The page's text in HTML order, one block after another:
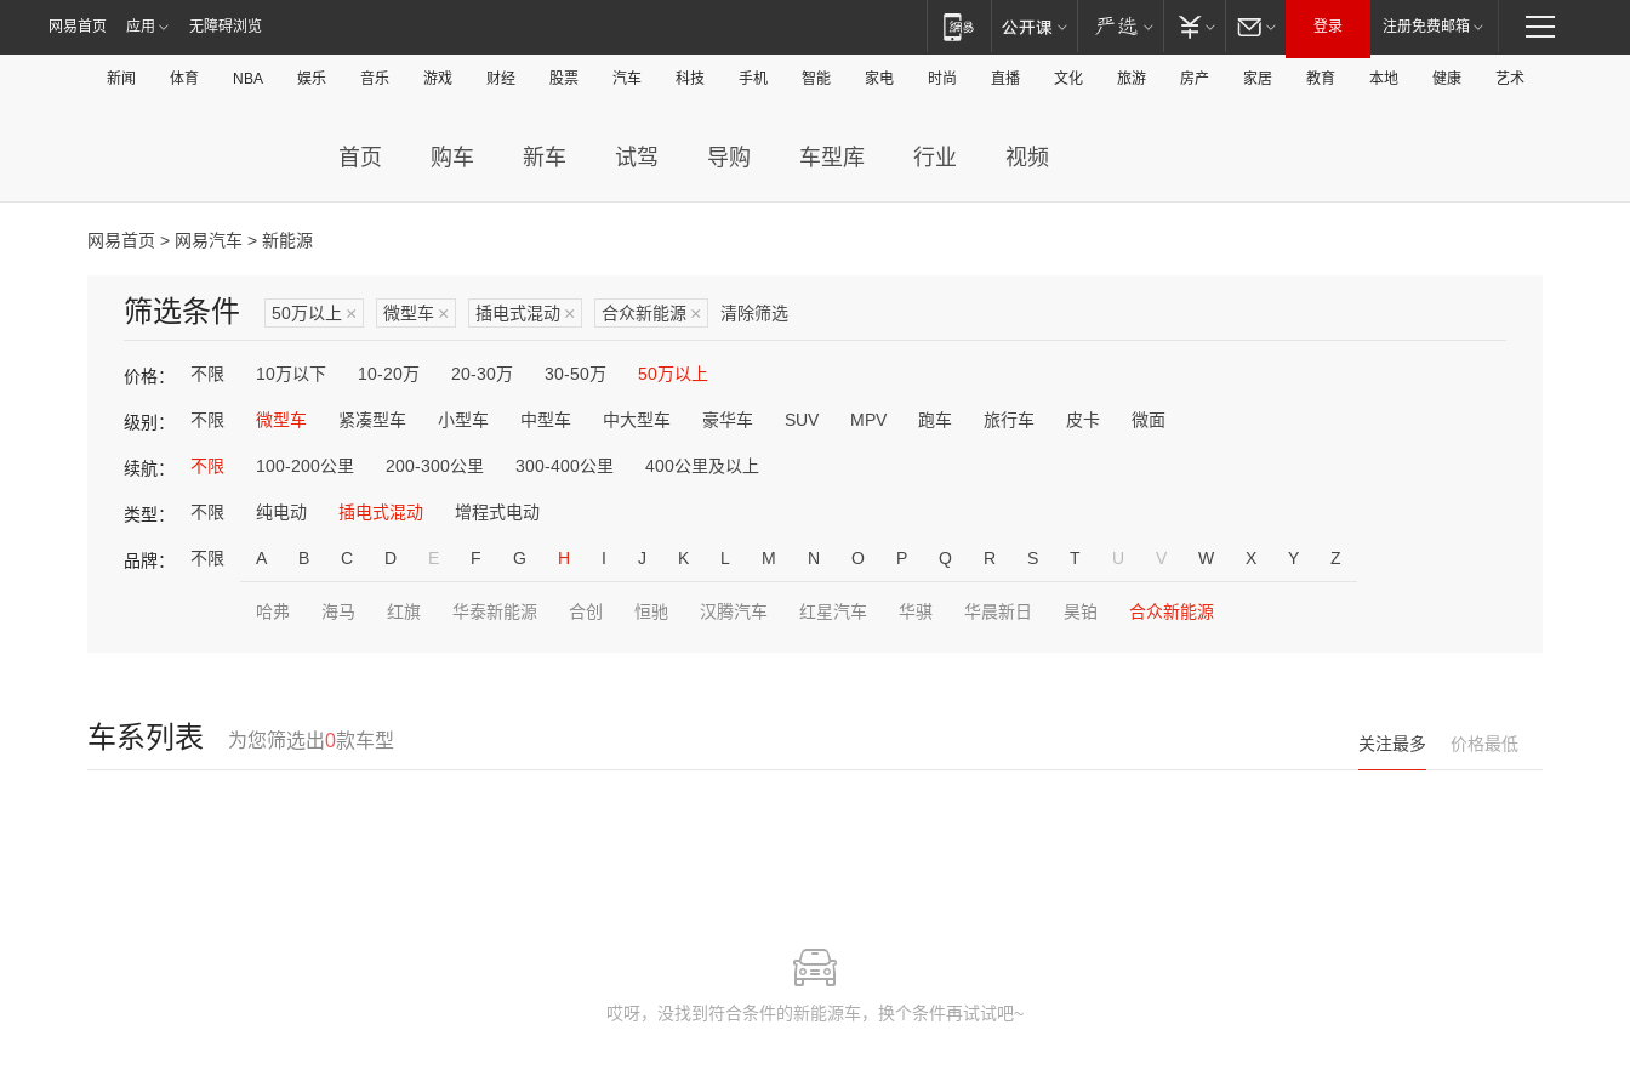
网易首页 应用 无障碍浏览 登录 注册免费邮箱
新闻 体育 NBA 娱乐 音乐 游戏 财经 股票 汽车 科技 手机 智能 家电 时尚 直播 文化 旅游 房产 家居 教育 本地 健康 艺术
首页 购车 新车 试驾 导购 车型库 行业 视频
网易首页 > 网易汽车 > 新能源
筛选条件 50万以上 × 微型车 × 插电式混动 × 合众新能源 × 清除筛选
价格： 不限 10万以下 10-20万 20-30万 30-50万 50万以上
级别： 不限 微型车 紧凑型车 小型车 中型车 中大型车 豪华车 SUV MPV 跑车 旅行车 皮卡 微面
续航： 不限 100-200公里 200-300公里 300-400公里 400公里及以上
类型： 不限 纯电动 插电式混动 增程式电动
品牌： 不限 A B C D E F G H I J K L M N O P Q R S T U V W X Y Z
哈弗 海马 红旗 华泰新能源 合创 恒驰 汉腾汽车 红星汽车 华骐 华晨新日 昊铂 合众新能源
车系列表 为您筛选出0款车型 关注最多 价格最低
哎呀，没找到符合条件的新能源车，换个条件再试试吧~